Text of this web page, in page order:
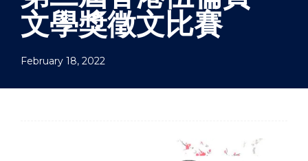
文學獎徵文比賽
February 18, 2022